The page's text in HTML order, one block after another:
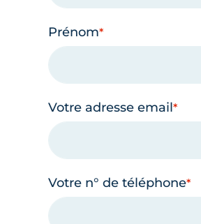
Prénom
Votre adresse email
Votre n° de téléphone